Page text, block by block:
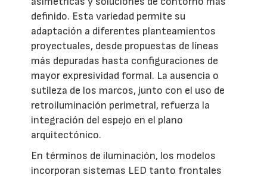
definido. Esta variedad permite su
adaptación a diferentes planteamientos
proyectuales, desde propuestas de líneas
más depuradas hasta configuraciones de
mayor expresividad formal. La ausencia o
sutileza de los marcos, junto con el uso de
retroiluminación perimetral, refuerza la
integración del espejo en el plano
arquitectónico.
En términos de iluminación, los modelos
incorporan sistemas LED tanto frontales